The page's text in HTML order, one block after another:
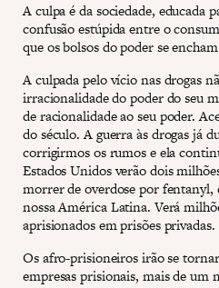
A culpa é da sociedade, educada
confusão estúpida entre o
que os bolsos do poder se
A culpada pelo vício nas drogas
irracionalidade do poder do seu
de racionalidade ao seu poder.
do século. A guerra às drogas já
corrigirmos os rumos e ela
Estados Unidos verão dois
morrer de overdose por fentanyl,
nossa América Latina. Verá
aprisionados em prisões privadas.
Os afro-prisioneiros irão se
empresas prisionais, mais de um